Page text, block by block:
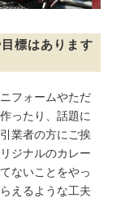
標はあります
フォームやただ
ったり、話題に
業者の方にご挨
ジナルのカレー
ないことをやっ
えるような工夫